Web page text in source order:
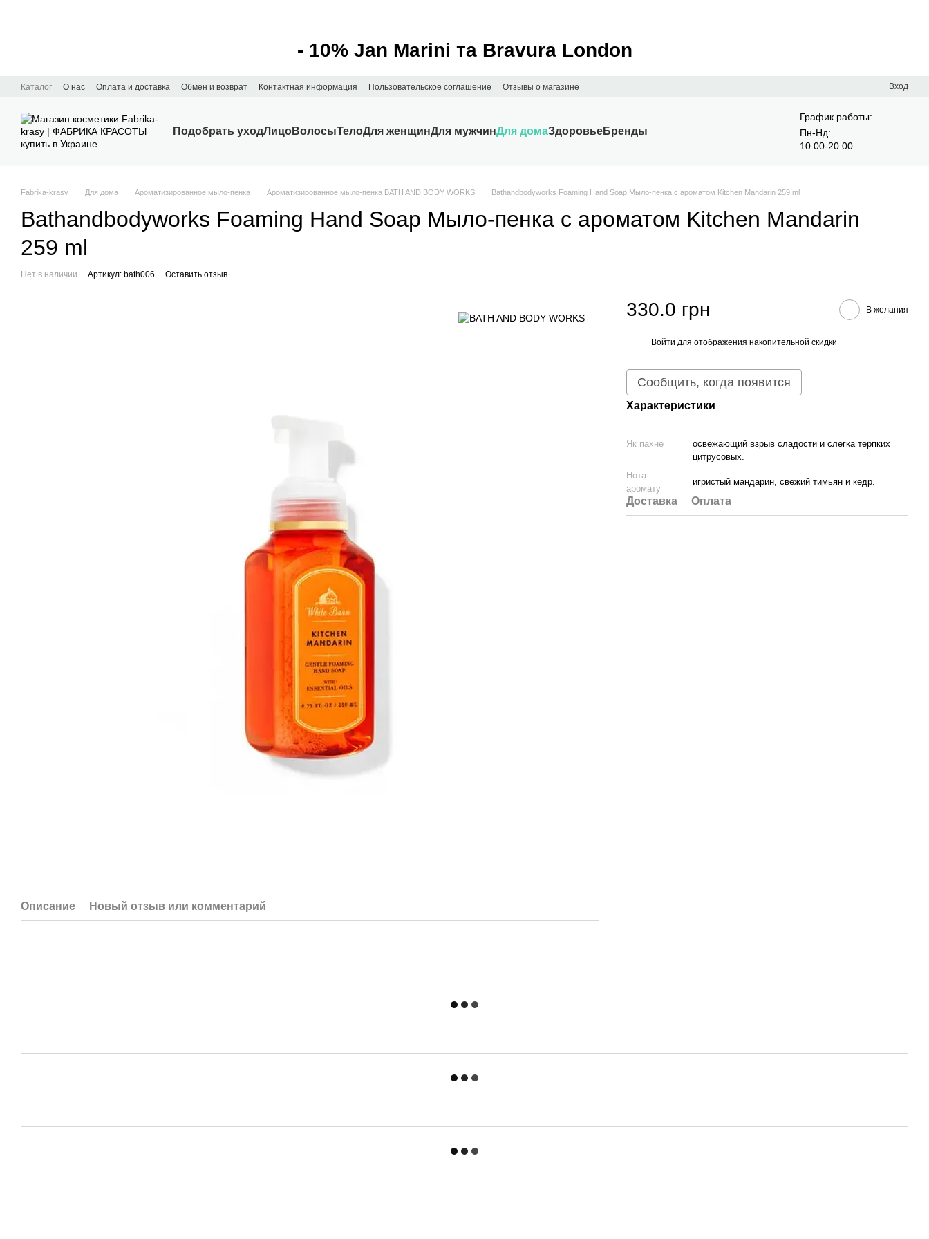
- 10% Jan Marini та Bravura London
Перейти к основному контенту
Каталог О нас Оплата и доставка Обмен и возврат Контактная информация Пользовательское соглашение Отзывы о магазине Вход
Подобрать уходЛицоВолосыТелоДля женщинДля мужчинДля домаЗдоровьеБренды
График работы:
Пн-Нд:
10:00-20:00
Fabrika-krasy Для дома Ароматизированное мыло-пенка Ароматизированное мыло-пенка BATH AND BODY WORKS Bathandbodyworks Foaming Hand Soap Мыло-пенка с ароматом Kitchen Mandarin 259 ml
Bathandbodyworks Foaming Hand Soap Мыло-пенка с ароматом Kitchen Mandarin
259 ml
Нет в наличии Артикул: bath006 Оставить отзыв
Описание Новый отзыв или комментарий
330.0 грн В желания
Войти для отображения накопительной скидки
Сообщить, когда появится
Характеристики
Як пахне
освежающий взрыв сладости и слегка терпких
цитрусовых.
Нота
аромату
игристый мандарин, свежий тимьян и кедр.
Доставка Оплата